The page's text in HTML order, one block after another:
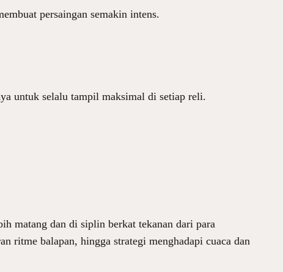
persaingan semakin intens.
untuk selalu tampil maksimal di setiap reli.
matang dan di siplin berkat tekanan dari para
ritme balapan, hingga strategi menghadapi cuaca dan